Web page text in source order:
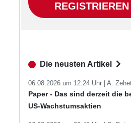
REGISTRIEREN
Die neusten Artikel
06.08.2026 um 12:24 Uhr | A.
Paper - Das sind derzeit die
US-Wachstumsaktien